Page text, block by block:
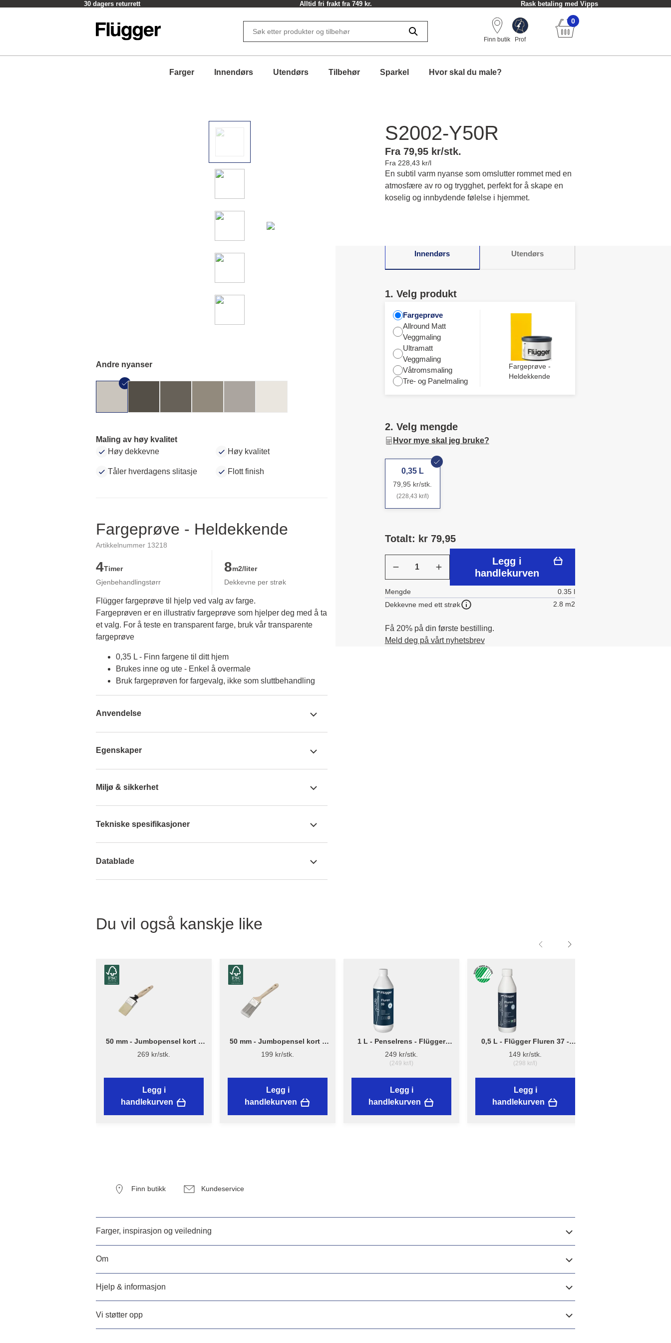
30 dagers returrett Alltid fri frakt fra 749 kr. Rask betaling med Vipps
Finn butik Prof
0
Farger Innendørs Utendørs Tilbehør Sparkel Hvor skal du male?
Andre nyanser
Maling av høy kvalitet
Høy dekkevne
Høy kvalitet
Tåler hverdagens slitasje Flott finish
Fargeprøve - Heldekkende
Artikkelnummer 13218
4Timer
Gjenbehandlingstørr
8m2/liter
Dekkevne per strøk
Flügger fargeprøve til hjelp ved valg av farge.
Fargeprøven er en illustrativ fargeprøve som hjelper deg med å ta
et valg. For å teste en transparent farge, bruk vår transparente
fargeprøve
0,35 L - Finn fargene til ditt hjem
Brukes inne og ute - Enkel å overmale
Bruk fargeprøven for fargevalg, ikke som sluttbehandling
Anvendelse
Egenskaper
Miljø & sikkerhet
Tekniske spesifikasjoner
Datablade
S2002-Y50R
Fra 79,95 kr/stk.
Fra 228,43 kr/l
En subtil varm nyanse som omslutter rommet med en
atmosfære av ro og trygghet, perfekt for å skape en
koselig og innbydende følelse i hjemmet.
Innendørs Utendørs
1. Velg produkt
Fargeprøve
Allround Matt
Veggmaling
Ultramatt
Veggmaling
Våtromsmaling
Tre- og Panelmaling
Fargeprøve -
Heldekkende
2. Velg mengde
Hvor mye skal jeg bruke?
0,35 L
79,95 kr/stk.
(228,43 kr/l)
Totalt: kr 79,95
Legg i
handlekurven
Mengde
0.35 l
Dekkevne med ett strøk
2.8 m2
Få 20% på din første bestilling.
Meld deg på vårt nyhetsbrev
Du vil også kanskje like
50 mm - Jumbopensel kort –
Flügger Excellence
269 kr/stk.
Legg i
handlekurven
50 mm - Jumbopensel kort –
Flügger Pro Series
199 kr/stk.
Legg i
handlekurven
1 L - Penselrens - Flügger
Fluren 59
249 kr/stk.
(249 kr/l)
Legg i
handlekurven
0,5 L - Flügger Fluren 37 -
Grunnrengjøring
149 kr/stk.
(298 kr/l)
Legg i
handlekurven
Finn butikk Kundeservice
Farger, inspirasjon og veiledning
Om
Hjelp & informasjon
Vi støtter opp